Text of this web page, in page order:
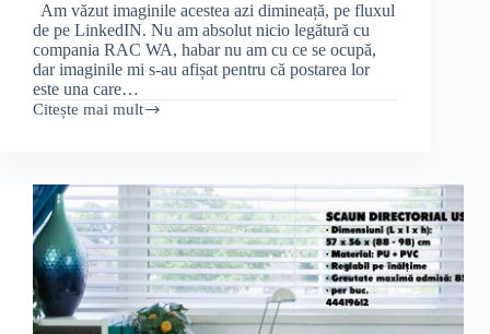
Am văzut imaginile acestea azi dimineață, pe fluxul
de pe LinkedIN. Nu am absolut nicio legătură cu
compania RAC WA, habar nu am cu ce se ocupă,
dar imaginile mi s-au afișat pentru că postarea lor
este una care…
Citește mai mult
O
angajații
tăi
te
vor
iubi